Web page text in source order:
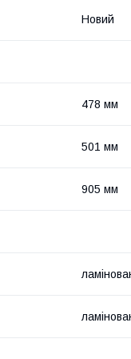
Новий
478 мм
501 мм
905 мм